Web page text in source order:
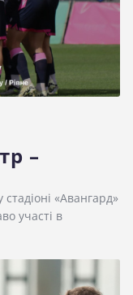
–
«Авангард»
участі в